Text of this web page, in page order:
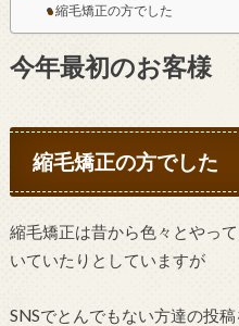
縮毛矯正の方でした
今年最初のお客様
縮毛矯正の方でした
縮毛矯正は昔から色々とやっ
いていたりとしていますが
SNSでとんでもない方達の投